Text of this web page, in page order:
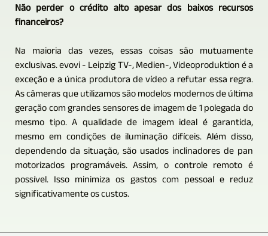
Não perder o crédito alto apesar dos baixos recursos
financeiros?
Na maioria das vezes, essas coisas são mutuamente
exclusivas. evovi - Leipzig TV-, Medien-, Videoproduktion é a
exceção e a única produtora de vídeo a refutar essa regra.
As câmeras que utilizamos são modelos modernos de última
geração com grandes sensores de imagem de 1 polegada do
mesmo tipo. A qualidade de imagem ideal é garantida,
mesmo em condições de iluminação difíceis. Além disso,
dependendo da situação, são usados ​​​​inclinadores de pan
motorizados programáveis. Assim, o controle remoto é
possível. Isso minimiza os gastos com pessoal e reduz
significativamente os custos.